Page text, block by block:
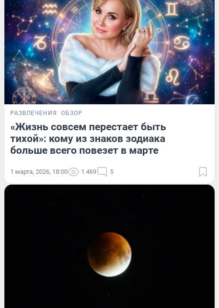
РАЗВЛЕЧЕНИЯ ОБЗОР
«Жизнь совсем перестает быть
тихой»: кому из знаков зодиака
больше всего повезет в марте
1 марта, 2026, 18:00 1 469 5